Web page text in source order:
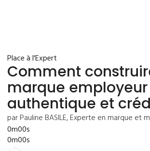
Place à l'Expert
Comment
marque employeur
authentique et
par Pauline BASILE, Experte en marque et
0m00s
0m00s